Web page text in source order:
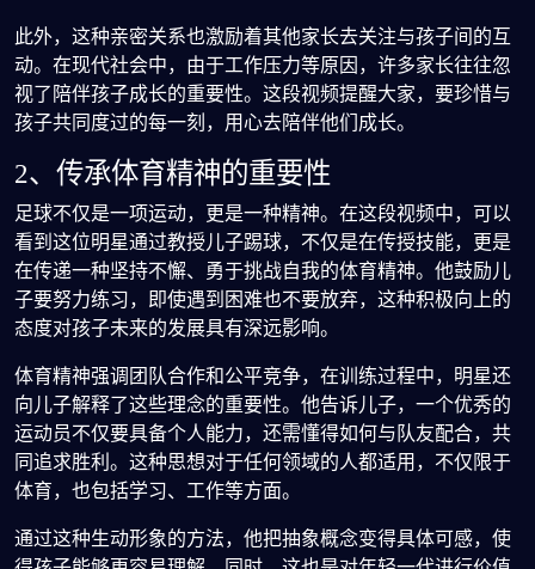
此外，这种亲密关系也激励着其他家长去关注与孩子间的互
动。在现代社会中，由于工作压力等原因，许多家长往往忽
视了陪伴孩子成长的重要性。这段视频提醒大家，要珍惜与
孩子共同度过的每一刻，用心去陪伴他们成长。
2、传承体育精神的重要性
足球不仅是一项运动，更是一种精神。在这段视频中，可以
看到这位明星通过教授儿子踢球，不仅是在传授技能，更是
在传递一种坚持不懈、勇于挑战自我的体育精神。他鼓励儿
子要努力练习，即使遇到困难也不要放弃，这种积极向上的
态度对孩子未来的发展具有深远影响。
体育精神强调团队合作和公平竞争，在训练过程中，明星还
向儿子解释了这些理念的重要性。他告诉儿子，一个优秀的
运动员不仅要具备个人能力，还需懂得如何与队友配合，共
同追求胜利。这种思想对于任何领域的人都适用，不仅限于
体育，也包括学习、工作等方面。
通过这种生动形象的方法，他把抽象概念变得具体可感，使